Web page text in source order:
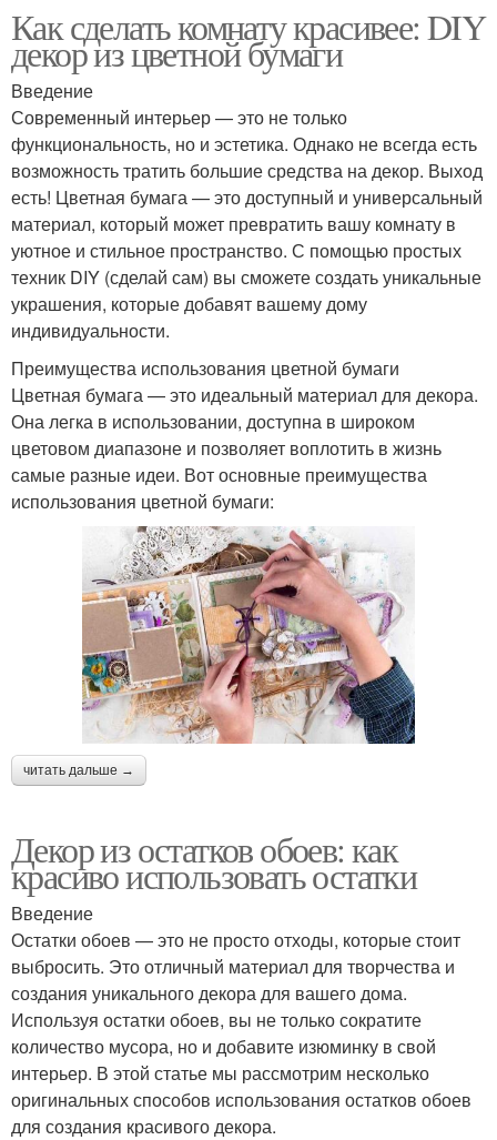
Как сделать комнату красивее: DIY
декор из цветной бумаги
Введение
Современный интерьер — это не только
функциональность, но и эстетика. Однако не всегда есть
возможность тратить большие средства на декор. Выход
есть! Цветная бумага — это доступный и универсальный
материал, который может превратить вашу комнату в
уютное и стильное пространство. С помощью простых
техник DIY (сделай сам) вы сможете создать уникальные
украшения, которые добавят вашему дому
индивидуальности.
Преимущества использования цветной бумаги
Цветная бумага — это идеальный материал для декора.
Она легка в использовании, доступна в широком
цветовом диапазоне и позволяет воплотить в жизнь
самые разные идеи. Вот основные преимущества
использования цветной бумаги:
читать дальше →
Декор из остатков обоев: как
красиво использовать остатки
Введение
Остатки обоев — это не просто отходы, которые стоит
выбросить. Это отличный материал для творчества и
создания уникального декора для вашего дома.
Используя остатки обоев, вы не только сократите
количество мусора, но и добавите изюминку в свой
интерьер. В этой статье мы рассмотрим несколько
оригинальных способов использования остатков обоев
для создания красивого декора.